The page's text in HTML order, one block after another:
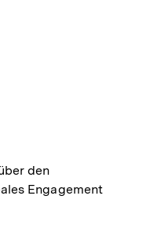
den
Engagement